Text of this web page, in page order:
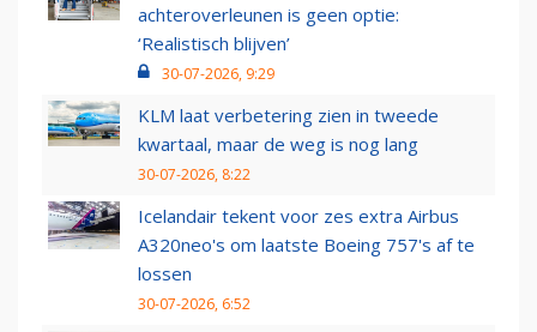
achteroverleunen is geen optie:
‘Realistisch blijven’
30-07-2026, 9:29
KLM laat verbetering zien in tweede
kwartaal, maar de weg is nog lang
30-07-2026, 8:22
Icelandair tekent voor zes extra Airbus
A320neo's om laatste Boeing 757's af te
lossen
30-07-2026, 6:52